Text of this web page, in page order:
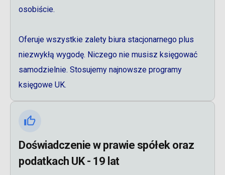
osobiście.
Oferuje wszystkie zalety biura stacjonarnego plus
niezwykłą wygodę. Niczego nie musisz księgować
samodzielnie. Stosujemy najnowsze programy
księgowe UK.
Doświadczenie w prawie spółek oraz
podatkach UK - 19 lat